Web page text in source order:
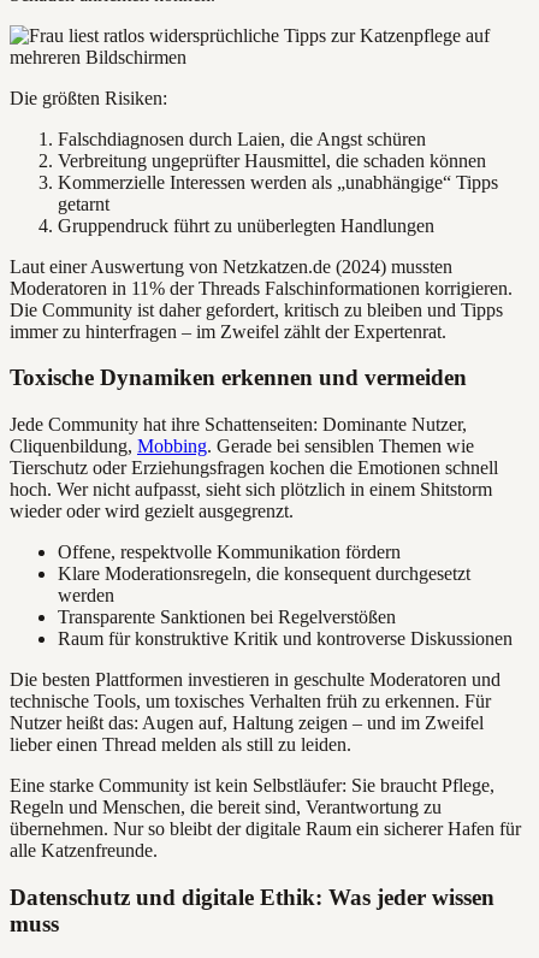
Die größten Risiken:
Falschdiagnosen durch Laien, die Angst schüren
Verbreitung ungeprüfter Hausmittel, die schaden können
Kommerzielle Interessen werden als „unabhängige“ Tipps
getarnt
Gruppendruck führt zu unüberlegten Handlungen
Laut einer Auswertung von Netzkatzen.de (2024) mussten
Moderatoren in 11% der Threads Falschinformationen korrigieren.
Die Community ist daher gefordert, kritisch zu bleiben und Tipps
immer zu hinterfragen – im Zweifel zählt der Expertenrat.
Toxische Dynamiken erkennen und vermeiden
Jede Community hat ihre Schattenseiten: Dominante Nutzer,
Cliquenbildung, Mobbing. Gerade bei sensiblen Themen wie
Tierschutz oder Erziehungsfragen kochen die Emotionen schnell
hoch. Wer nicht aufpasst, sieht sich plötzlich in einem Shitstorm
wieder oder wird gezielt ausgegrenzt.
Offene, respektvolle Kommunikation fördern
Klare Moderationsregeln, die konsequent durchgesetzt
werden
Transparente Sanktionen bei Regelverstößen
Raum für konstruktive Kritik und kontroverse Diskussionen
Die besten Plattformen investieren in geschulte Moderatoren und
technische Tools, um toxisches Verhalten früh zu erkennen. Für
Nutzer heißt das: Augen auf, Haltung zeigen – und im Zweifel
lieber einen Thread melden als still zu leiden.
Eine starke Community ist kein Selbstläufer: Sie braucht Pflege,
Regeln und Menschen, die bereit sind, Verantwortung zu
übernehmen. Nur so bleibt der digitale Raum ein sicherer Hafen für
alle Katzenfreunde.
Datenschutz und digitale Ethik: Was jeder wissen
muss